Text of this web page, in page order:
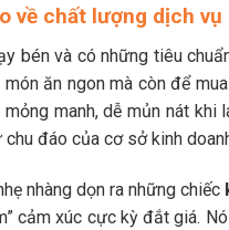
về chất lượng dịch vụ
bén và có những tiêu
ăn ngon mà còn để
manh, dễ mủn nát khi
đáo của cơ sở kinh
nhàng dọn ra những chiếc
cảm xúc cực kỳ đắt giá.